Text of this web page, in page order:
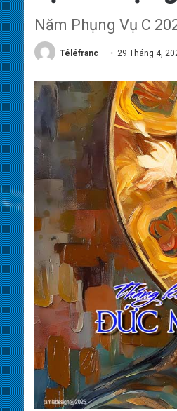
Năm Phụng Vụ C
Téléfranc 29 Tháng 4,